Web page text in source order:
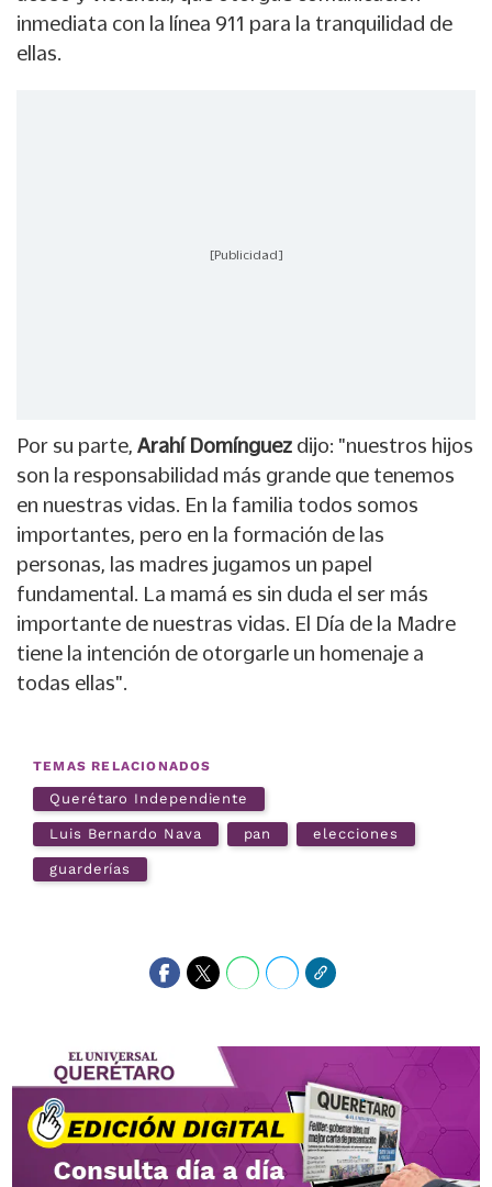
inmediata con la línea 911 para la tranquilidad de
ellas.
[Publicidad]
Por su parte, Arahí Domínguez dijo: "nuestros hijos
son la responsabilidad más grande que tenemos
en nuestras vidas. En la familia todos somos
importantes, pero en la formación de las
personas, las madres jugamos un papel
fundamental. La mamá es sin duda el ser más
importante de nuestras vidas. El Día de la Madre
tiene la intención de otorgarle un homenaje a
todas ellas".
TEMAS RELACIONADOS
Querétaro Independiente
Luis Bernardo Nava pan elecciones
guarderías